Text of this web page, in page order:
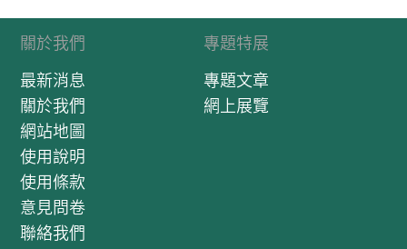
也有自己獨特的唱腔，例如在二十年代前唱“古腔粵曲”，“小
武”角色和“武生”角色都有特別的聲線，不過現在也歸入“大
授徒的粵劇音樂家陳鑑波，其弟是著名粵曲作曲家、理論家
陳卓瑩，兩人均對澳門粵劇粵曲界影響深遠。“八大曲”是由
《百里奚會妻》、《辨才釋妖》、《黛玉葬花》、《六郎罪
子》、《棄楚歸漢》、《魯智深出家》、《附薦何文秀》及
《雪中賢》組成的古腔粵曲系列曲目。清末以前，粵劇使用
中州話演出，即具中原音韵的宋朝汴京官話，俗稱“戲棚官
話”；“古腔粵曲”指用官話來唱曲和念白的粵曲，為歷代師徒
口傳，並無標準語音規範，具有獨特的藝術形式，在樂器、
曲調和唱腔等方面都自成一格。《周瑜寫表》 （首板） 周公
關於我們
最新消息
關於我們
網站地圖
使用說明
使用條款
意見問卷
聯絡我們
專題特展
專題文章
網上展覽